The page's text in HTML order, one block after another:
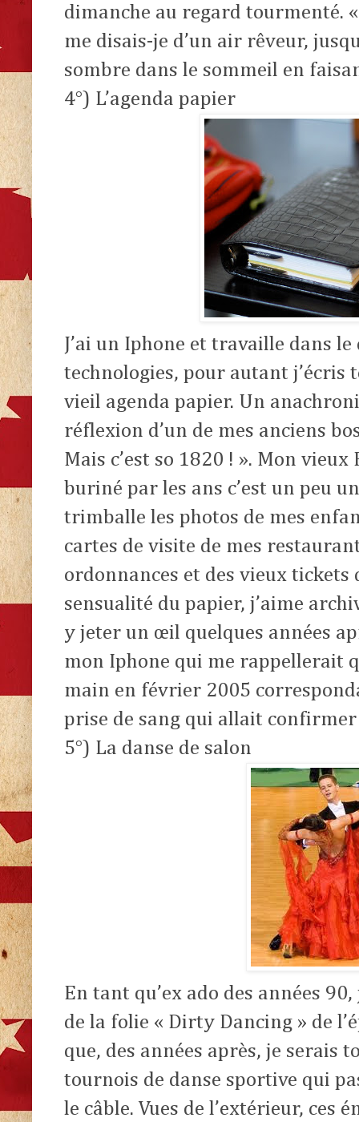
dimanche au regard tourmenté.
me disais-je d’un air rêveur,
sombre dans le sommeil en
4°) L’agenda papier
J’ai un Iphone et travaille dans
technologies, pour autant j’écris
vieil agenda papier. Un
réflexion d’un de mes anciens
Mais c’est so 1820 ! ». Mon
buriné par les ans c’est un peu
trimballe les photos de mes
cartes de visite de mes
ordonnances et des vieux tickets
sensualité du papier, j’aime
y jeter un œil quelques années
mon Iphone qui me rappellerait
main en février 2005
prise de sang qui allait confirmer
5°) La danse de salon
En tant qu’ex ado des années
de la folie « Dirty Dancing » de
que, des années après, je serais
tournois de danse sportive qui
le câble. Vues de l’extérieur, ces